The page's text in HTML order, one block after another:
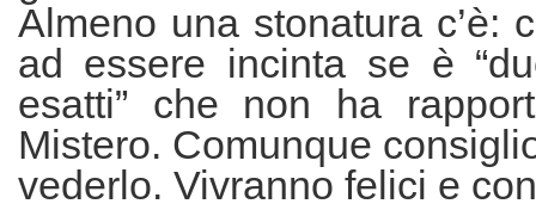
Almeno una stonatura c’è:
ad essere incinta se è
esatti” che non ha
Mistero. Comunque
vederlo. Vivranno felici e